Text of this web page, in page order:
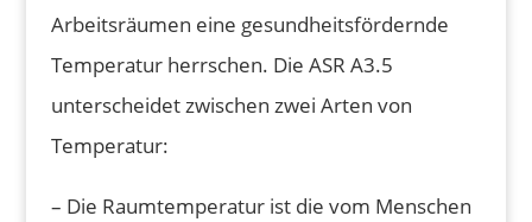
Arbeitsräumen eine gesundheitsfördernde
Temperatur herrschen. Die ASR A3.5
unterscheidet zwischen zwei Arten von
Temperatur:
– Die Raumtemperatur ist die vom Menschen